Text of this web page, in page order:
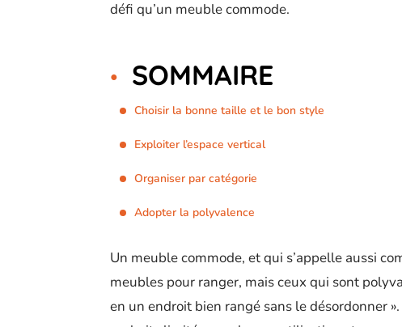
défi qu’un meuble commode.
SOMMAIRE
Choisir la bonne taille et le bon style
Exploiter l’espace vertical
Organiser par catégorie
Adopter la polyvalence
Un meuble commode, et qui s’appelle aussi
meubles pour ranger, mais ceux qui sont
en un endroit bien rangé sans le désordonner